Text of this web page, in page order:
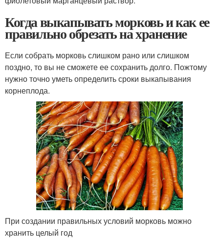
Когда выкапывать морковь и как ее
правильно обрезать на хранение
Если собрать морковь слишком рано или слишком
поздно, то вы не сможете ее сохранить долго. Пожтому
нужно точно уметь определить сроки выкапывания
корнеплода.
При создании правильных условий морковь можно
хранить целый год